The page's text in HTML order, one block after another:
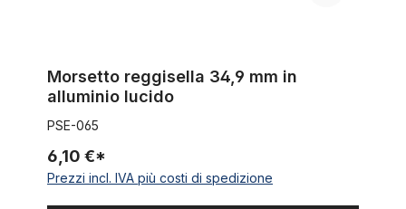
Morsetto reggisella 34,9 mm in
alluminio lucido
PSE-065
6,10 €*
Prezzi incl. IVA più costi di spedizione